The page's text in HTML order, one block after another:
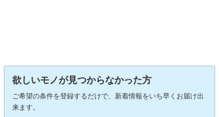
欲しいモノが見つからなかった方
ご希望の条件を登録するだけで、新着情報をいち早くお届け出
来ます。